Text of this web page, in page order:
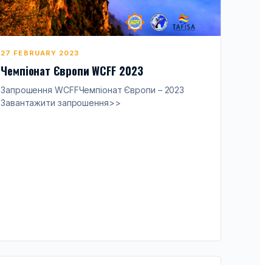
27 FEBRUARY 2023
Чемпіонат Європи WCFF 2023
Запрошення WCFFЧемпіонат Європи – 2023
Завантажити запрошення>>